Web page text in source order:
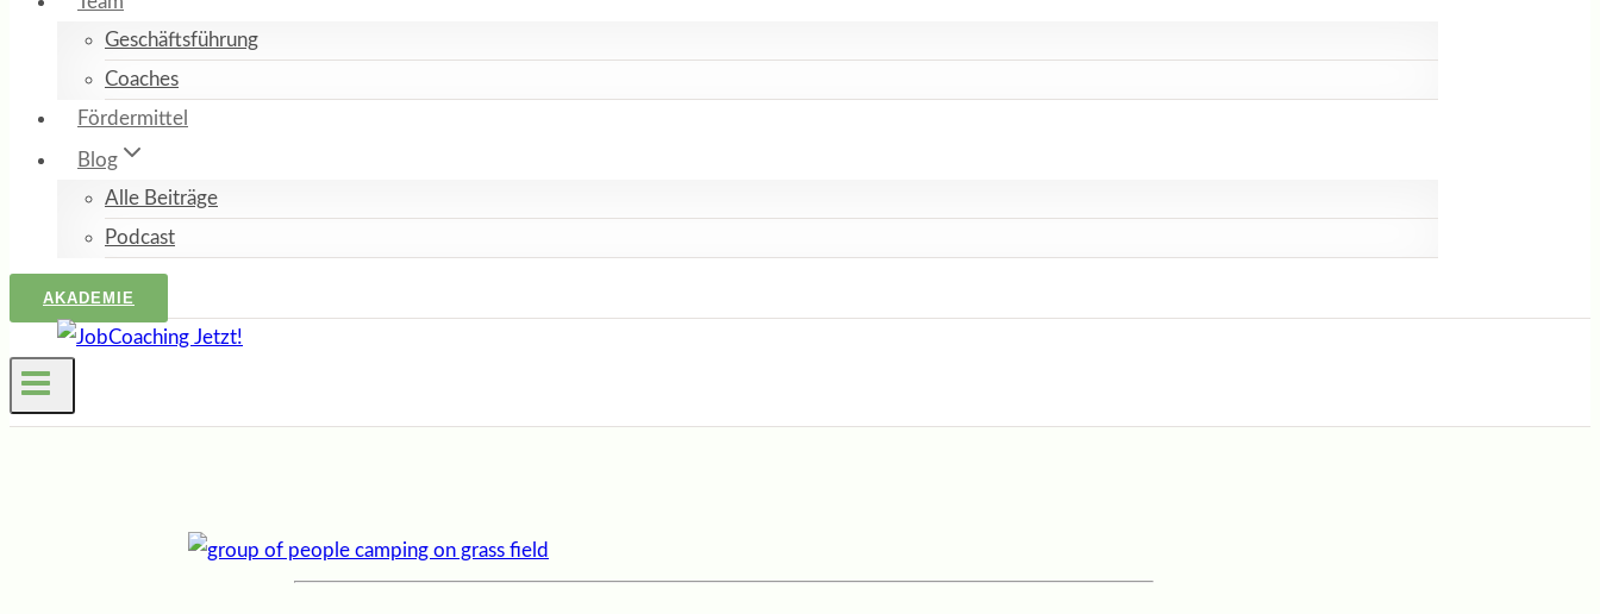
Geschäftsführung
Coaches
Fördermittel
Blog
Alle Beiträge
Podcast
AKADEMIE